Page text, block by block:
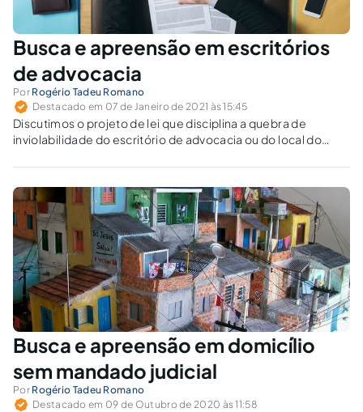
Busca e apreensão em escritórios
de advocacia
Por Rogério Tadeu Romano
Destacado em 07 de Janeiro de 2021 às 15:45
Discutimos o projeto de lei que disciplina a quebra de
inviolabilidade do escritório de advocacia ou do local do
Busca e apreensão em domicílio
sem mandado judicial
Por Rogério Tadeu Romano
Destacado em 09 de Outubro de 2020 às 11:58